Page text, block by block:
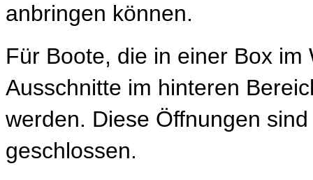
anbringen können.
Für Boote, die in einer Box
Ausschnitte im hinteren
werden. Diese Öffnungen
geschlossen.